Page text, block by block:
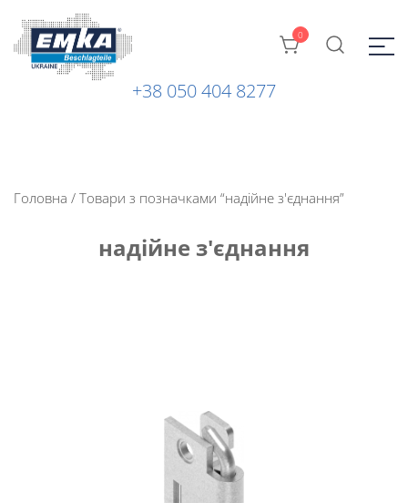
ЕМКА УКРАЇНА
Промислова фурнітура: замки, петлі та ін. від ТМ "EMKA
0
+38 050 404 8277
Головна / Товари з позначками “надійне з'єднання”
надійне з'єднання